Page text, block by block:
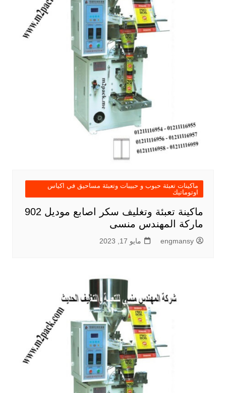
ماكينات تعبئة حبوب و حبيبات وتعبئة مساحيق في اكياس
اوتوماتيك
ماكينة تعبئة وتغليف سكر اصابع موديل 902
ماركة المهندس منسى
engmansy مايو 17, 2023